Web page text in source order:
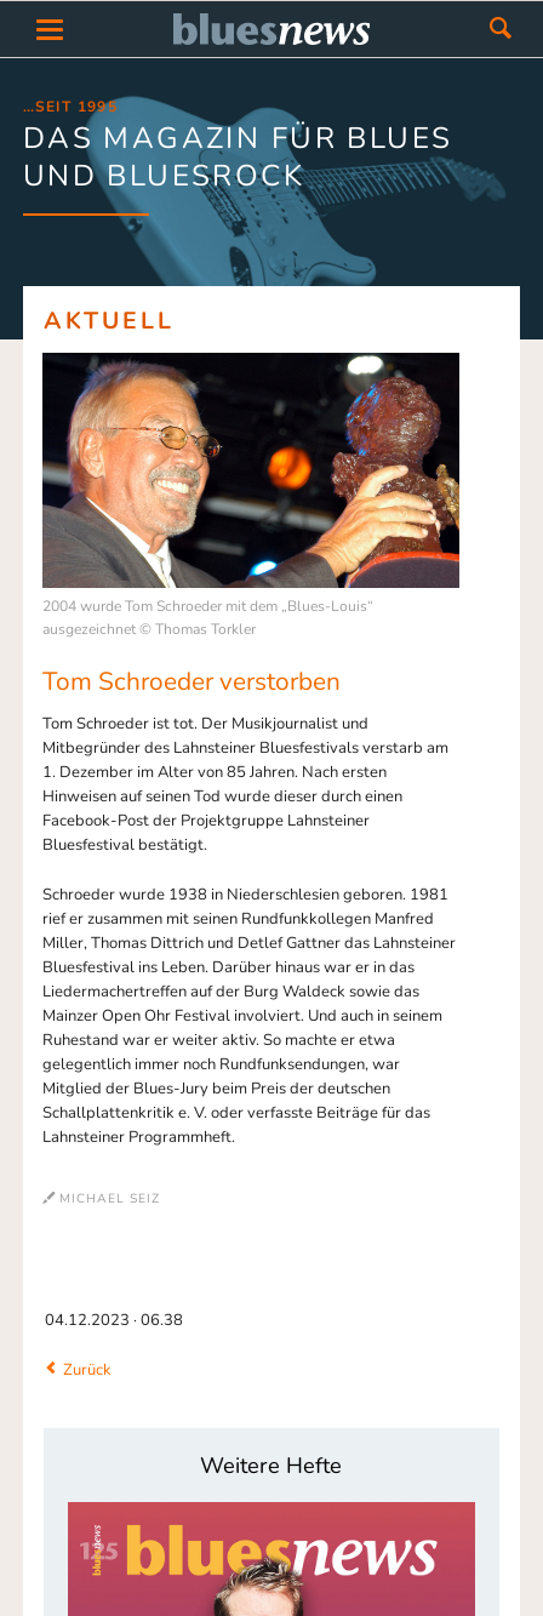
…SEIT 1995
DAS MAGAZIN FÜR BLUES
UND BLUESROCK
AKTUELL
2004 wurde Tom Schroeder mit dem „Blues-Louis“
ausgezeichnet © Thomas Torkler
Tom Schroeder verstorben
Tom Schroeder ist tot. Der Musikjournalist und
Mitbegründer des Lahnsteiner Bluesfestivals verstarb am
1. Dezember im Alter von 85 Jahren. Nach ersten
Hinweisen auf seinen Tod wurde dieser durch einen
Facebook-Post der Projektgruppe Lahnsteiner
Bluesfestival bestätigt.
Schroeder wurde 1938 in Niederschlesien geboren. 1981
rief er zusammen mit seinen Rundfunkkollegen Manfred
Miller, Thomas Dittrich und Detlef Gattner das Lahnsteiner
Bluesfestival ins Leben. Darüber hinaus war er in das
Liedermachertreffen auf der Burg Waldeck sowie das
Mainzer Open Ohr Festival involviert. Und auch in seinem
Ruhestand war er weiter aktiv. So machte er etwa
gelegentlich immer noch Rundfunksendungen, war
Mitglied der Blues-Jury beim Preis der deutschen
Schallplattenkritik e. V. oder verfasste Beiträge für das
Lahnsteiner Programmheft.
MICHAEL SEIZ
04.12.2023 · 06.38
Zurück
Weitere Hefte